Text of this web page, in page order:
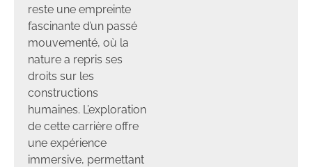
reste une empreinte
fascinante d’un passé
mouvementé, où la
nature a repris ses
droits sur les
constructions
humaines. L’exploration
de cette carrière offre
une expérience
immersive, permettant